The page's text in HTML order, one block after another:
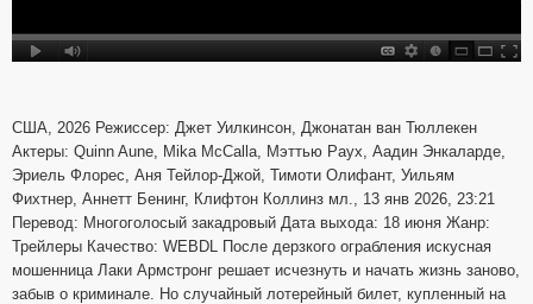
США, 2026 Режиссер: Джет Уилкинсон, Джонатан ван Тюллекен
Актеры: Quinn Aune, Mika McCalla, Мэттью Раух, Аадин Энкаларде,
Эриель Флорес, Аня Тейлор-Джой, Тимоти Олифант, Уильям
Фихтнер, Аннетт Бенинг, Клифтон Коллинз мл., 13 янв 2026, 23:21
Перевод: Многоголосый закадровый Дата выхода: 18 июня Жанр:
Трейлеры Качество: WEBDL После дерзкого ограбления искусная
мошенница Лаки Армстронг решает исчезнуть и начать жизнь заново,
забыв о криминале. Но случайный лотерейный билет, купленный на